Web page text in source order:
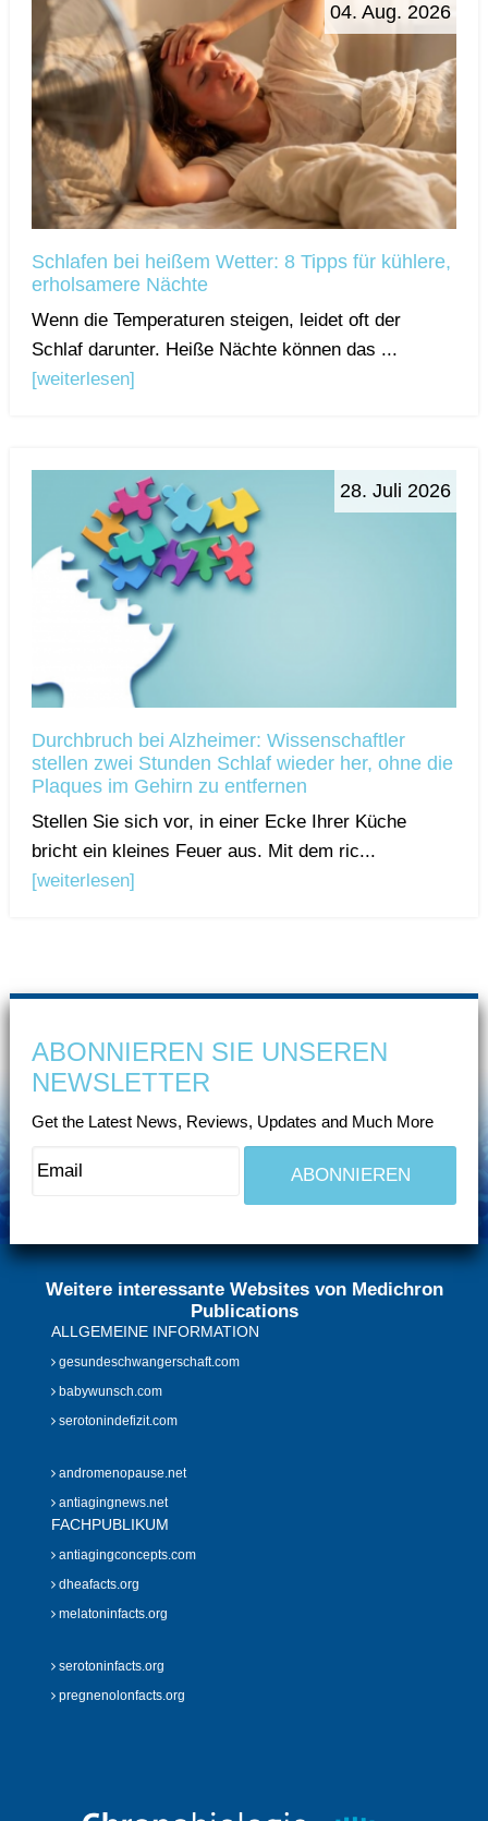
04. Aug. 2026
Schlafen bei heißem Wetter: 8 Tipps für kühlere,
erholsamere Nächte
Wenn die Temperaturen steigen, leidet oft der
Schlaf darunter. Heiße Nächte können das ...
[weiterlesen]
28. Juli 2026
Durchbruch bei Alzheimer: Wissenschaftler
stellen zwei Stunden Schlaf wieder her, ohne die
Plaques im Gehirn zu entfernen
Stellen Sie sich vor, in einer Ecke Ihrer Küche
bricht ein kleines Feuer aus. Mit dem ric...
[weiterlesen]
ABONNIEREN SIE UNSEREN
NEWSLETTER
Get the Latest News, Reviews, Updates and Much More
Weitere interessante Websites von Medichron
Publications
ALLGEMEINE INFORMATION
gesundeschwangerschaft.com
babywunsch.com
serotonindefizit.com
andromenopause.net
antiagingnews.net
FACHPUBLIKUM
antiagingconcepts.com
dheafacts.org
melatoninfacts.org
serotoninfacts.org
pregnenolonfacts.org